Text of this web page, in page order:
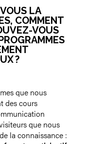
LA
COMMENT
VOUS
?
que nous
des cours
que nous
la connaissance :